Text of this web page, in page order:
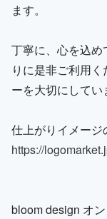
ます。
丁寧に、心を込
りに是非ご利用
ーを大切にしてい
仕上がりイメージ
https://
bloom design オ